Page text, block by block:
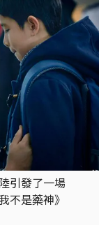
引發了一場
不是藥神》